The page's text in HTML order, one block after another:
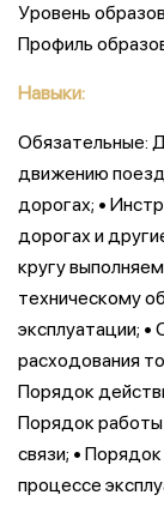
Уровень
Профиль
Навыки:
Обязательные:
движению
дорогах; •
дорогах и
кругу
техническому
эксплуатации;
расходования
Порядок
Порядок работы
связи; •
процессе